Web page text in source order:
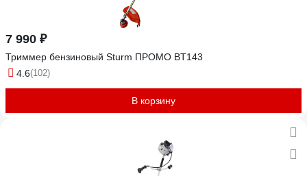
7 990 ₽
Триммер бензиновый Sturm ПРОМО BT143
4.6(102)
В корзину